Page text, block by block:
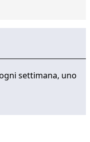
settimana, uno